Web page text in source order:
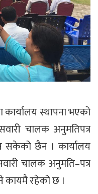
कार्यालय स्थापना भएको
चालक अनुमतिपत्र
छैन । कार्यालय
चालक अनुमति–पत्र
कायमै रहेको छ ।